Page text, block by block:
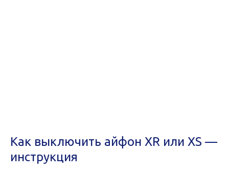
Как выключить айфон XR или XS —
инструкция